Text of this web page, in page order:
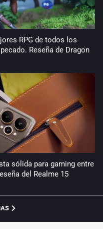
RPG de todos los
Reseña de Dragon
sólida para gaming entre
del Realme 15